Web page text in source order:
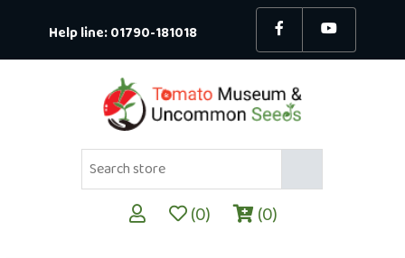
Help line:01790-181018
(0) (0)